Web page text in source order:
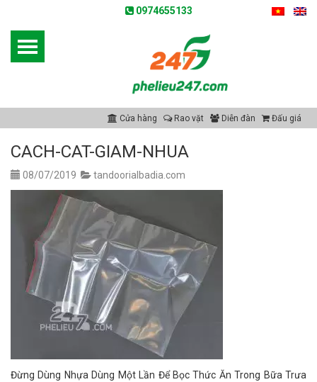
0974655133
Cửa hàng Rao vặt Diễn đàn Đấu giá
CACH-CAT-GIAM-NHUA
08/07/2019 tandoorialbadia.com
Đừng Dùng Nhựa Dùng Một Lần Để Bọc Thức Ăn Trong Bữa Trưa